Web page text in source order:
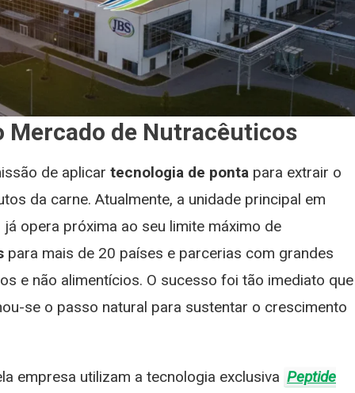
Mercado de Nutracêuticos
de aplicar tecnologia de ponta para extrair o
da carne. Atualmente, a unidade principal em
opera próxima ao seu limite máximo de
para mais de 20 países e parcerias com grandes
e não alimentícios. O sucesso foi tão imediato que
se o passo natural para sustentar o crescimento
empresa utilizam a tecnologia exclusiva Peptide